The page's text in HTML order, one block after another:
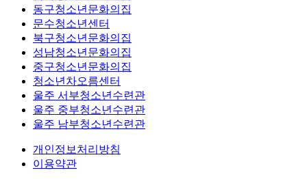
동구청소년문화의집
문수청소년센터
북구청소년문화의집
성남청소년문화의집
중구청소년문화의집
청소년차오름센터
울주 서부청소년수련관
울주 중부청소년수련관
울주 남부청소년수련관
개인정보처리방침
이용약관